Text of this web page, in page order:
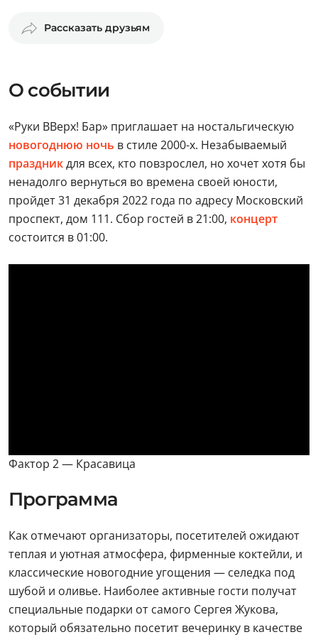
Рассказать друзьям
О событии
«Руки ВВерх! Бар» приглашает на ностальгическую
новогоднюю ночь в стиле 2000-х. Незабываемый
праздникдля всех, кто повзрослел, но хочет хотя бы
ненадолго вернуться во времена своей юности,
пройдет 31 декабря 2022 года по адресу Московский
проспект, дом 111. Сбор гостей в 21:00, концерт
состоится в 01:00.
Фактор 2 — Красавица
Программа
Как отмечают организаторы, посетителей ожидают
теплая и уютная атмосфера, фирменные коктейли, и
классические новогодние угощения — селедка под
шубой и оливье. Наиболее активные гости получат
специальные подарки от самого Сергея Жукова,
который обязательно посетит вечеринку в качестве